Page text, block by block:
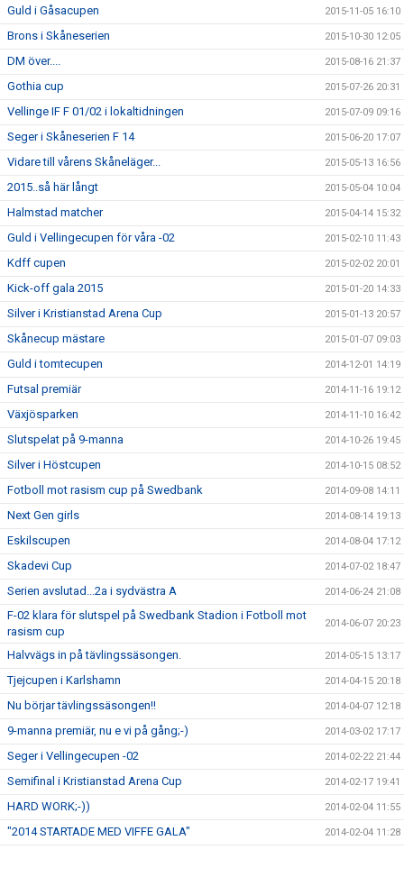
Guld i Gåsacupen 2015-11-05 16:10
Brons i Skåneserien 2015-10-30 12:05
DM över.... 2015-08-16 21:37
Gothia cup 2015-07-26 20:31
Vellinge IF F 01/02 i lokaltidningen 2015-07-09 09:16
Seger i Skåneserien F 14 2015-06-20 17:07
Vidare till vårens Skåneläger... 2015-05-13 16:56
2015..så här långt 2015-05-04 10:04
Halmstad matcher 2015-04-14 15:32
Guld i Vellingecupen för våra -02 2015-02-10 11:43
Kdff cupen 2015-02-02 20:01
Kick-off gala 2015 2015-01-20 14:33
Silver i Kristianstad Arena Cup 2015-01-13 20:57
Skånecup mästare 2015-01-07 09:03
Guld i tomtecupen 2014-12-01 14:19
Futsal premiär 2014-11-16 19:12
Växjösparken 2014-11-10 16:42
Slutspelat på 9-manna 2014-10-26 19:45
Silver i Höstcupen 2014-10-15 08:52
Fotboll mot rasism cup på Swedbank 2014-09-08 14:11
Next Gen girls 2014-08-14 19:13
Eskilscupen 2014-08-04 17:12
Skadevi Cup 2014-07-02 18:47
Serien avslutad...2a i sydvästra A 2014-06-24 21:08
F-02 klara för slutspel på Swedbank Stadion i Fotboll mot
rasism cup
2014-06-07 20:23
Halvvägs in på tävlingssäsongen. 2014-05-15 13:17
Tjejcupen i Karlshamn 2014-04-15 20:18
Nu börjar tävlingssäsongen!! 2014-04-07 12:18
9-manna premiär, nu e vi på gång;-) 2014-03-02 17:17
Seger i Vellingecupen -02 2014-02-22 21:44
Semifinal i Kristianstad Arena Cup 2014-02-17 19:41
HARD WORK;-)) 2014-02-04 11:55
"2014 STARTADE MED VIFFE GALA" 2014-02-04 11:28